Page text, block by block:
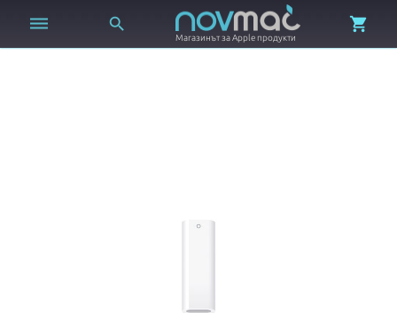
 
Магазинът за Apple продукти
